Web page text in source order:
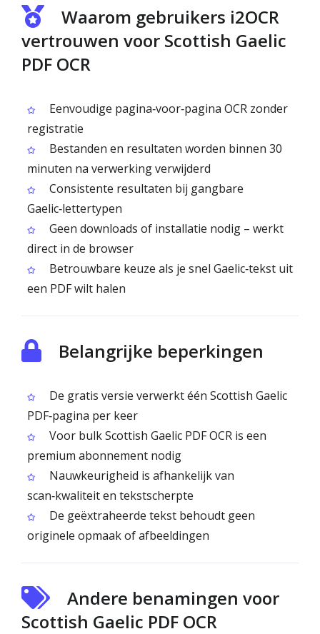
Waarom gebruikers i2OCR
vertrouwen voor Scottish Gaelic
PDF OCR
Eenvoudige pagina‑voor‑pagina OCR zonder
registratie
Bestanden en resultaten worden binnen 30
minuten na verwerking verwijderd
Consistente resultaten bij gangbare
Gaelic‑lettertypen
Geen downloads of installatie nodig – werkt
direct in de browser
Betrouwbare keuze als je snel Gaelic‑tekst uit
een PDF wilt halen
Belangrijke beperkingen
De gratis versie verwerkt één Scottish Gaelic
PDF‑pagina per keer
Voor bulk Scottish Gaelic PDF OCR is een
premium abonnement nodig
Nauwkeurigheid is afhankelijk van
scan‑kwaliteit en tekstscherpte
De geëxtraheerde tekst behoudt geen
originele opmaak of afbeeldingen
Andere benamingen voor
Scottish Gaelic PDF OCR